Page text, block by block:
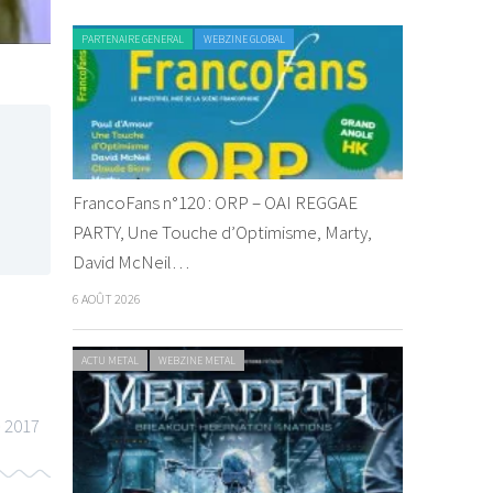
PARTENAIRE GENERAL WEBZINE GLOBAL
FrancoFans n°120 : ORP – OAI REGGAE
PARTY, Une Touche d’Optimisme, Marty,
David McNeil…
6 AOÛT 2026
ACTU METAL WEBZINE METAL